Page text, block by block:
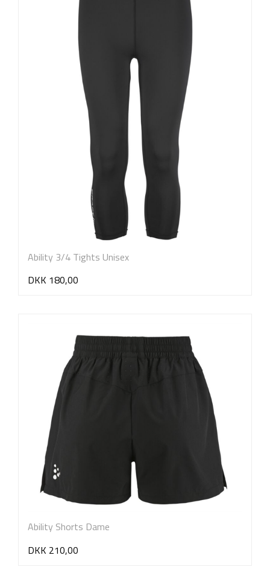
Ability 3/4 Tights Unisex
DKK 180,00
Ability Shorts Dame
DKK 210,00